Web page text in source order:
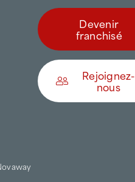
Devenir
franchisé
Rejoignez-
nous